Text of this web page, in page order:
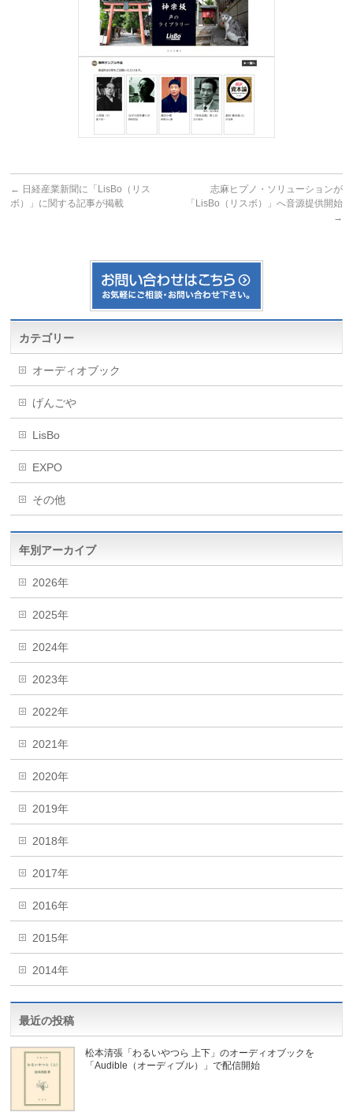
← 日経産業新聞に「LisBo（リス
ボ）」に関する記事が掲載
志麻ヒプノ・ソリューションが
「LisBo（リスボ）」へ音源提供開始
→
カテゴリー
オーディオブック
げんごや
LisBo
EXPO
その他
年別アーカイブ
2026年
2025年
2024年
2023年
2022年
2021年
2020年
2019年
2018年
2017年
2016年
2015年
2014年
最近の投稿
松本清張「わるいやつら 上下」のオーディオブックを
「Audible（オーディブル）」で配信開始